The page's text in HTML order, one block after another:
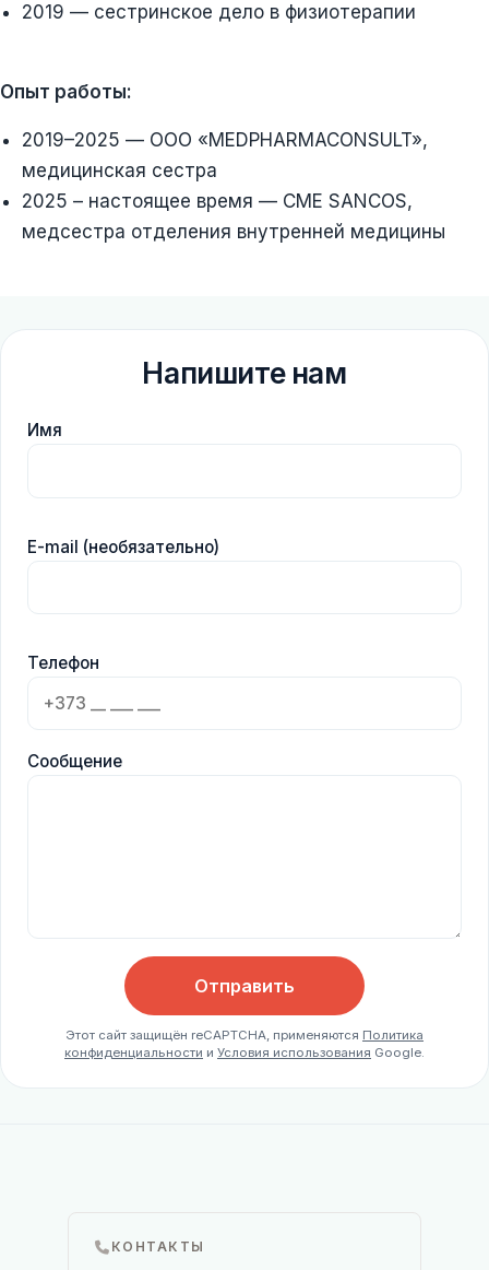
2019 — сестринское дело в физиотерапии
Опыт работы:
2019–2025 — ООО «MEDPHARMACONSULT»,
медицинская сестра
2025 – настоящее время — CME SANCOS,
медсестра отделения внутренней медицины
Напишите нам
Имя
E-mail (необязательно)
Телефон
Сообщение
Отправить
Этот сайт защищён reCAPTCHA, применяются Политика
конфиденциальности и Условия использования Google.
КОНТАКТЫ